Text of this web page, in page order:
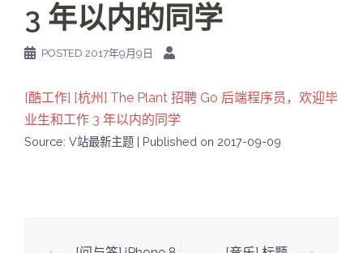
3 年以内的同学
POSTED 2017年9月9日
[酷工作] [杭州] The Plant 招聘 Go 后端程序员，欢迎毕
业生和工作 3 年以内的同学
Source: V站最新主题 Published on 2017-09-09